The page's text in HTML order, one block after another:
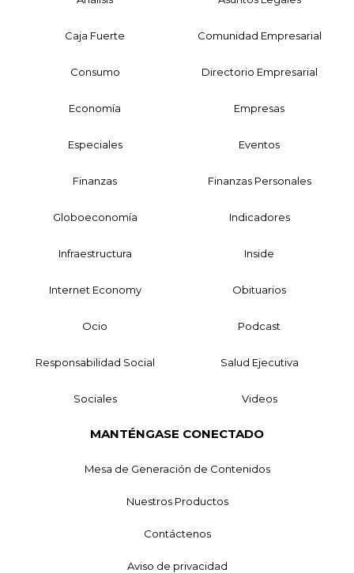
Caja Fuerte Comunidad Empresarial
Consumo Directorio Empresarial
Economía Empresas
Especiales Eventos
Finanzas Finanzas Personales
Globoeconomía Indicadores
Infraestructura Inside
Internet Economy Obituarios
Ocio Podcast
Responsabilidad Social Salud Ejecutiva
Sociales Videos
MANTÉNGASE CONECTADO
Mesa de Generación de Contenidos
Nuestros Productos
Contáctenos
Aviso de privacidad